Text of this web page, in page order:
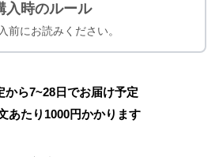
入時のルール
前にお読みください。
から7~28日でお届け予定
あたり 1000円かかります